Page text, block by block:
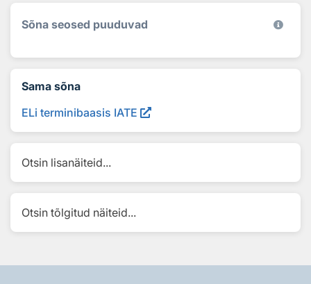
Sõna seosed puuduvad
Sama sõna
ELi terminibaasis IATE
Otsin lisanäiteid...
Otsin tõlgitud näiteid...